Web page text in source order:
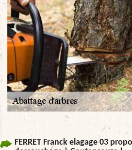
FERRET Franck elagage 03